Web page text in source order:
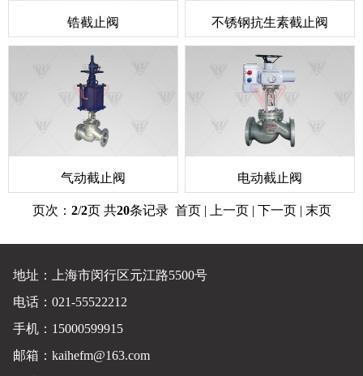
锆截止阀 不锈钢抗生素截止阀
气动截止阀 电动截止阀
页次： 2/2页 共20条记录 首页| 上一页| 下一页 | 末页
地址：上海市闵行区元江路5500号
电话：021-55522212
手机：15000599915
邮箱：kaihefm@163.com